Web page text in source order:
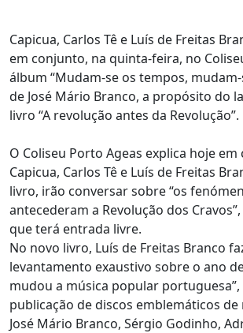
Capicua, Carlos Tê e Luís de Freitas
em conjunto, na quinta-feira, no
álbum “Mudam-se os tempos, mudam-
de José Mário Branco, a propósito do
livro “A revolução antes da Revolução”.
O Coliseu Porto Ageas explica hoje
Capicua, Carlos Tê e Luís de Freitas
livro, irão conversar sobre “os
antecederam a Revolução dos
que terá entrada livre.
No novo livro, Luís de Freitas Branco
levantamento exaustivo sobre o ano
mudou a música popular portuguesa”,
publicação de discos emblemáticos
José Mário Branco, Sérgio Godinho,